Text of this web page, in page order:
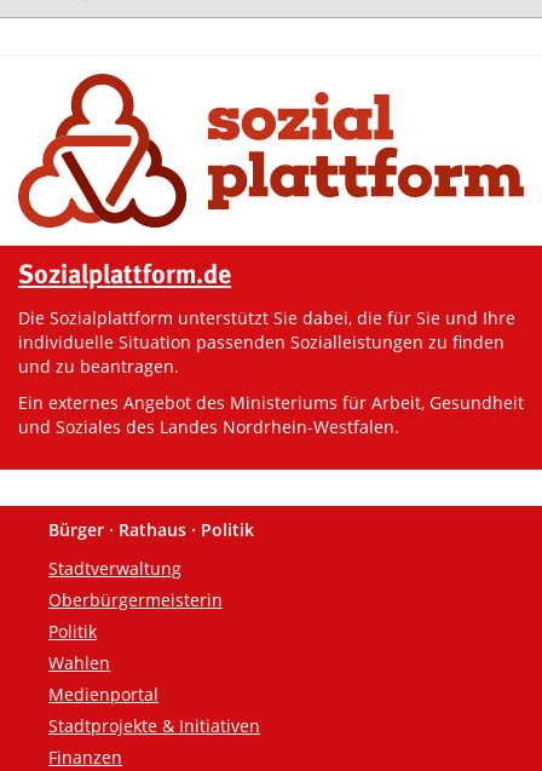
Sozialplattform.de
Die Sozialplattform unterstützt Sie dabei, die für Sie und Ihre
individuelle Situation passenden Sozialleistungen zu finden
und zu beantragen.
Ein externes Angebot des Ministeriums für Arbeit, Gesundheit
und Soziales des Landes Nordrhein-Westfalen.
Fußzeile
Bürger · Rathaus · Politik
Stadtverwaltung
Oberbürgermeisterin
Politik
Wahlen
Medienportal
Stadtprojekte & Initiativen
Finanzen